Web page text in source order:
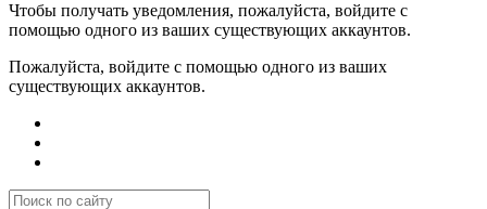
Чтобы получать уведомления, пожалуйста, войдите с
помощью одного из ваших существующих аккаунтов.
Пожалуйста, войдите с помощью одного из ваших
существующих аккаунтов.